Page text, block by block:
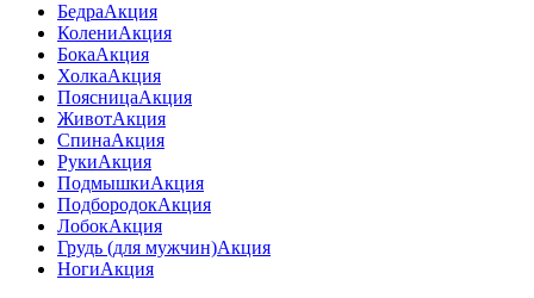
БедраАкция
КолениАкция
БокаАкция
ХолкаАкция
ПоясницаАкция
ЖивотАкция
СпинаАкция
РукиАкция
ПодмышкиАкция
ПодбородокАкция
ЛобокАкция
Грудь (для мужчин)Акция
НогиАкция